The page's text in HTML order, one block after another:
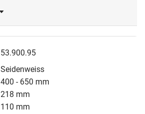
53.900.95
Seidenweiss
400 - 650 mm
218 mm
110 mm